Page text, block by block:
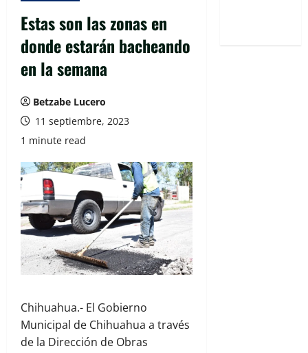
Estas son las zonas en
donde estarán bacheando
en la semana
Betzabe Lucero
11 septiembre, 2023
1 minute read
Chihuahua.- El Gobierno
Municipal de Chihuahua a través
de la Dirección de Obras